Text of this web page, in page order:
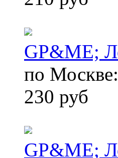
GP&ME;
по
230 руб
GP&ME;